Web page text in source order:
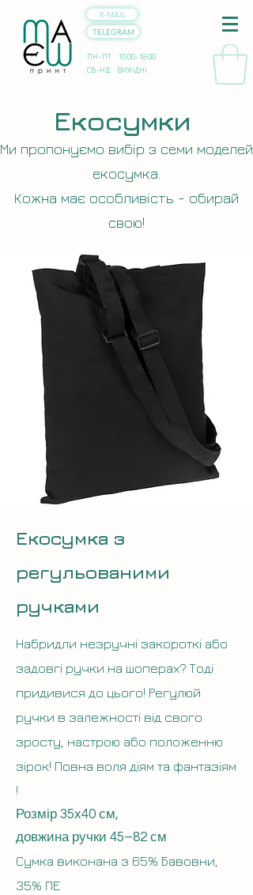
E-MAIL
TELEGRAM
ПН-ПТ 10:00-18:00
СБ-НД ВИХІДНІ
Екосумки
Ми пропонуємо вибір з семи моделей
екосумка.
Кожна має особливість - обирай
свою!
Екосумка з
регульованими
ручками​
Набридли незручні закороткі або
задовгі ручки на шоперах? Тоді
придивися до цього! Регулюй
ручки в залежності від свого
зросту, настрою або положенню
зірок! Повна воля діям та фантазіям​
!
Розмір 35х40 см,
довжина ручки 45–82 см
Сумка виконана з 65% Бавовни,
35% ПЕ